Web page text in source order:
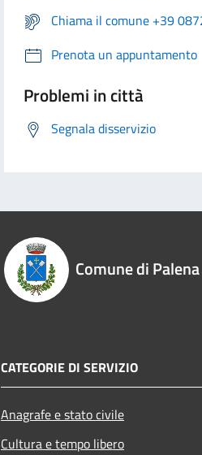
Chiama il comune +39
Prenota un appuntamento
Problemi in città
Segnala disservizio
Comune di Palena
CATEGORIE DI SERVIZIO
Anagrafe e stato civile
Cultura e tempo libero